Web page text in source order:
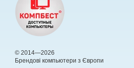
© 2014—2026
Брендові компьютери з Європи